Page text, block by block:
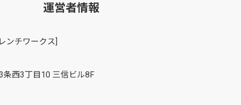
運営者情報
ンチワークス]
条西3丁目10 三信ビル8F